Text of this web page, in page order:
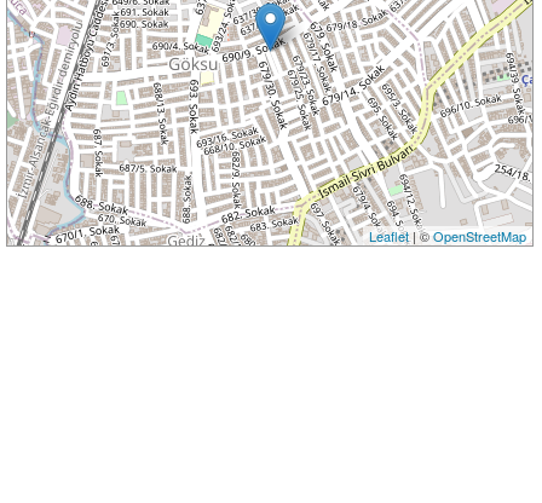
Leaflet| ©OpenStreetMap